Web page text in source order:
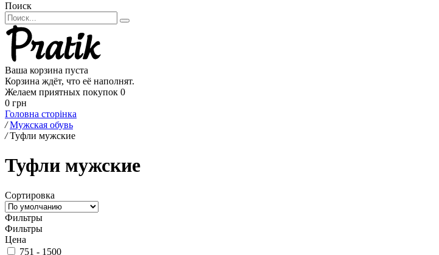
Поиск
Ваша корзина пуста
Корзина ждёт, что её наполнят.
Желаем приятных покупок 0
0 грн
Головна сторінка
/ Мужская обувь
/ Туфли мужские
Туфли мужские
Сортировка
Фильтры
Фильтры
Цена
751 - 1500